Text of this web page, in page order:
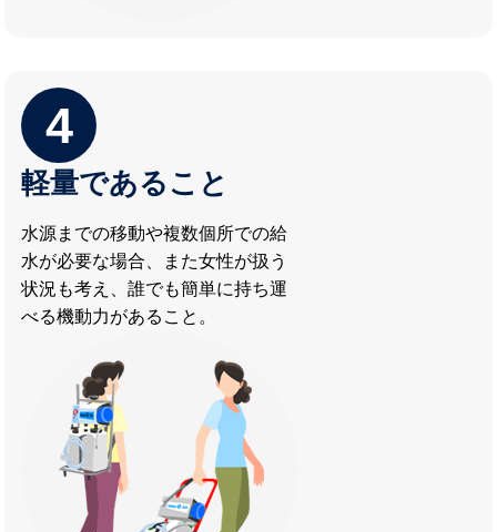
4
軽量であること
水源までの移動や複数個所での給
水が必要な場合、また女性が扱う
状況も考え、誰でも簡単に持ち運
べる機動力があること。